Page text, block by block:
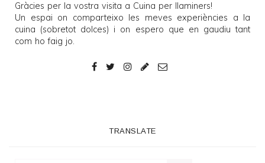
Gràcies per la vostra visita a Cuina per llaminers!
Un espai on comparteixo les meves experiències a la
cuina (sobretot dolces) i on espero que en gaudiu tant
com ho faig jo.
TRANSLATE